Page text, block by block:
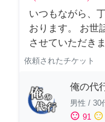
いつもながら、
おります。 お世
させていただきま
依頼されたチケット
俺の代
男性 / 30
sentiment_satisfied 91 sentiment_neutral